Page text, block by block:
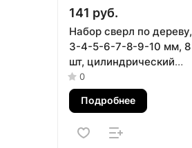
141 руб.
Набор сверл по дереву,
3-4-5-6-7-8-9-10 мм, 8
шт, цилиндрический
хвостовик Сибртех
0
Подробнее